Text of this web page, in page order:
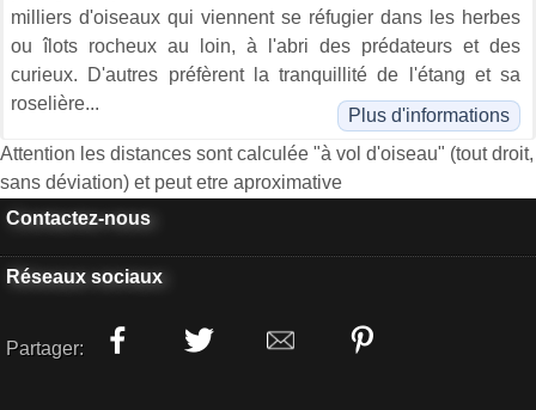
milliers d'oiseaux qui viennent se réfugier dans les herbes
ou îlots rocheux au loin, à l'abri des prédateurs et des
curieux. D'autres préfèrent la tranquillité de l'étang et sa
roselière...
Plus d'informations
Attention les distances sont calculée "à vol d'oiseau" (tout droit,
sans déviation) et peut etre aproximative
Contactez-nous
Réseaux sociaux
Partager: